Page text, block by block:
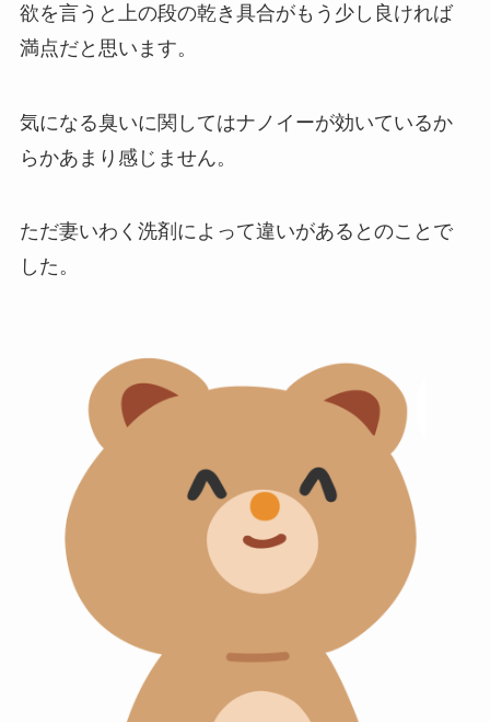
欲を言うと上の段の乾き具合がもう少し良ければ
満点だと思います。
気になる臭いに関してはナノイーが効いているか
らかあまり感じません。
ただ妻いわく洗剤によって違いがあるとのことで
した。